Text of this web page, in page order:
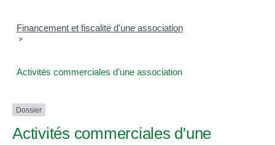
Financement et fiscalité d'une association
>
Activités commerciales d'une association
Dossier
Activités commerciales d'une